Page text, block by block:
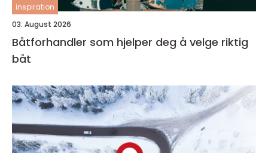
inspiration
03. August 2026
Båtforhandler som hjelper deg å velge riktig
båt